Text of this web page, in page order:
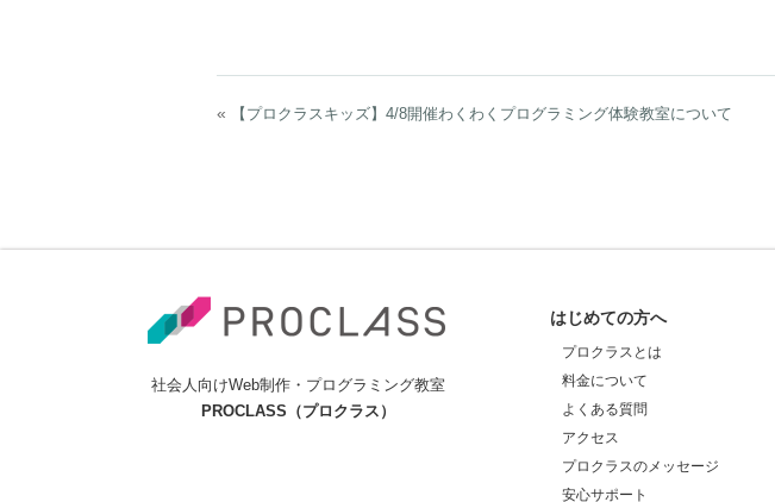
« 【プロクラスキッズ】4/8開催わくわくプログラミング体験教室について
社会人向けWeb制作・プログラミング教室
PROCLASS（プロクラス）
はじめての方へ
プロクラスとは
料金について
よくある質問
アクセス
プロクラスのメッセージ
安心サポート